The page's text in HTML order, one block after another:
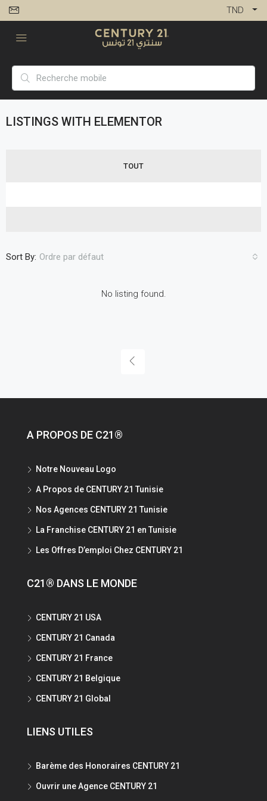
TND
LISTINGS WITH ELEMENTOR
TOUT
Sort By: Ordre par défaut
No listing found.
A PROPOS DE C21®
Notre Nouveau Logo
A Propos de CENTURY 21 Tunisie
Nos Agences CENTURY 21 Tunisie
La Franchise CENTURY 21 en Tunisie
Les Offres D’emploi Chez CENTURY 21
C21® DANS LE MONDE
CENTURY 21 USA
CENTURY 21 Canada
CENTURY 21 France
CENTURY 21 Belgique
CENTURY 21 Global
LIENS UTILES
Barème des Honoraires CENTURY 21
Ouvrir une Agence CENTURY 21